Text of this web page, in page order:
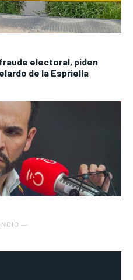
electoral, piden
de la Espriella
―